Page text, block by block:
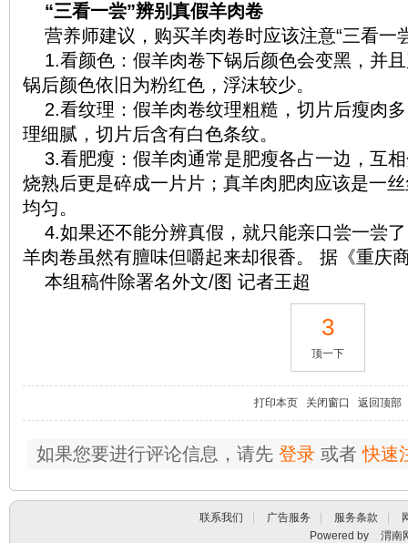
“三看一尝”辨别真假羊肉卷
营养师建议，购买羊肉卷时应该注意“三看一
1.看颜色：假羊肉卷下锅后颜色会变黑，并
锅后颜色依旧为粉红色，浮沫较少。
2.看纹理：假羊肉卷纹理粗糙，切片后瘦肉
理细腻，切片后含有白色条纹。
3.看肥瘦：假羊肉通常是肥瘦各占一边，互
烧熟后更是碎成一片片；真羊肉肥肉应该是一
均匀。
4.如果还不能分辨真假，就只能亲口尝一尝
羊肉卷虽然有膻味但嚼起来却很香。 据《重庆
本组稿件除署名外文/图 记者王超
3
顶一下
打印本页 关闭窗口 返回顶部
如果您要进行评论信息，请先 登录 或者快速
联系我们 广告服务 服务条款
Powered by
渭南